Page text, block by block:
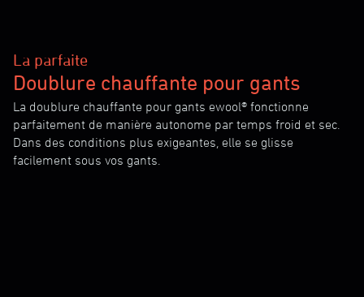
La parfaite
Doublure chauffante pour gants
La doublure chauffante pour gants ewool® fonctionne
parfaitement de manière autonome par temps froid et sec.
Dans des conditions plus exigeantes, elle se glisse
facilement sous vos gants.